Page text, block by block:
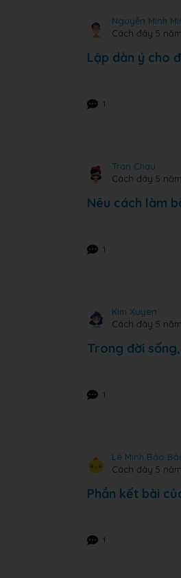
Nguyễn Minh
Cách đây 5 năm
Lập dàn ý cho
1
Tran Chau
Cách đây 5 năm
Nêu cách làm
1
Kim Xuyen
Cách đây 5 năm
Trong đời
1
Lê Minh Bảo
Cách đây 5 năm
Phần kết bài
1